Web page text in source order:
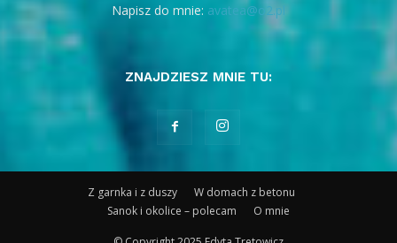
Napisz do mnie: avatea@o2.pl
ZNAJDZIESZ MNIE TU:
Z garnka i z duszy
W domach z betonu
Sanok i okolice – polecam
O mnie